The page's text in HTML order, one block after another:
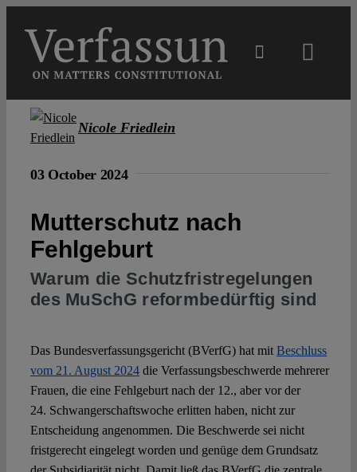
content
Main
Authors
Nicole Friedlein
03 October 2024
Mutterschutz nach
Fehlgeburt
Warum die Schutzfristregelungen
des MuSchG reformbedürftig sind
Das Bundesverfassungsgericht (BVerfG) hat mit Beschluss
vom 21. August 2024die Verfassungsbeschwerde mehrerer
Frauen, die eine Fehlgeburt nach der 12., aber vor der
24. Schwangerschaftswoche erlitten haben, nicht zur
Entscheidung angenommen. Die Beschwerde sei nicht
fristgerecht eingelegt worden und genüge dem Grundsatz